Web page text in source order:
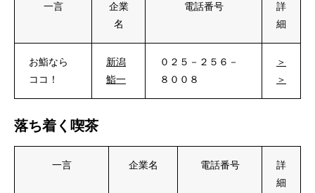
一言
企業
名
電話番号
詳
細
お鮨なら
ココ！
新潟
鮨一
０２５－２５６－
８００８
＞
＞
落ち着く喫茶
一言 企業名 電話番号
詳
細